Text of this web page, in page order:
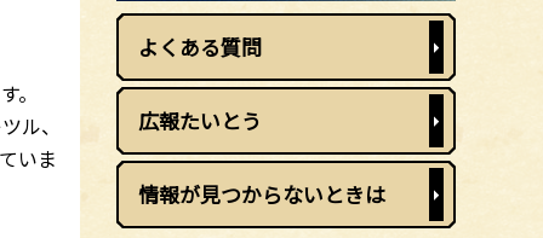
。
ル、
いま
よくある質問
広報たいとう
情報が見つからないときは